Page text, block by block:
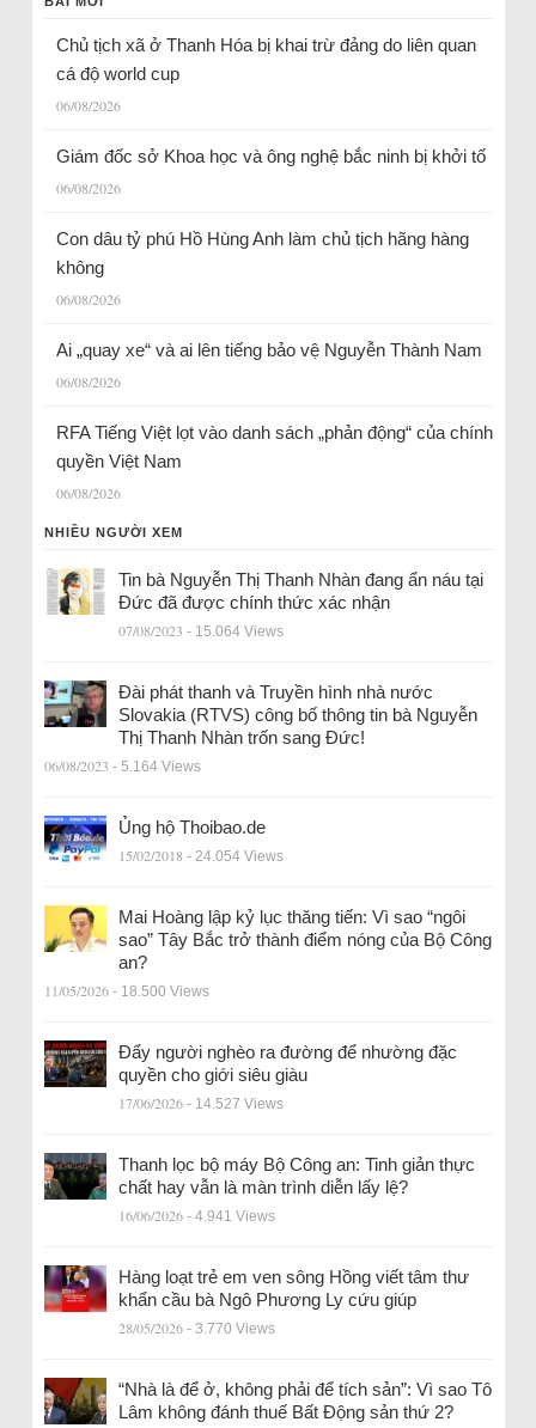
Chủ tịch xã ở Thanh Hóa bị khai trừ đảng do liên quan
cá độ world cup
06/08/2026
Giám đốc sở Khoa học và ông nghệ bắc ninh bị khởi tố
06/08/2026
Con dâu tỷ phú Hồ Hùng Anh làm chủ tịch hãng hàng
không
06/08/2026
Ai „quay xe“ và ai lên tiếng bảo vệ Nguyễn Thành Nam
06/08/2026
RFA Tiếng Việt lọt vào danh sách „phản động“ của chính
quyền Việt Nam
06/08/2026
NHIỀU NGƯỜI XEM
Tin bà Nguyễn Thị Thanh Nhàn đang ẩn náu tại
Đức đã được chính thức xác nhận
07/08/2023 - 15.064 Views
Đài phát thanh và Truyền hình nhà nước
Slovakia (RTVS) công bố thông tin bà Nguyễn
Thị Thanh Nhàn trốn sang Đức!
06/08/2023 - 5.164 Views
Ủng hộ Thoibao.de
15/02/2018 - 24.054 Views
Mai Hoàng lập kỷ lục thăng tiến: Vì sao “ngôi
sao” Tây Bắc trở thành điểm nóng của Bộ Công
an?
11/05/2026 - 18.500 Views
Đẩy người nghèo ra đường để nhường đặc
quyền cho giới siêu giàu
17/06/2026 - 14.527 Views
Thanh lọc bộ máy Bộ Công an: Tinh giản thực
chất hay vẫn là màn trình diễn lấy lệ?
16/06/2026 - 4.941 Views
Hàng loạt trẻ em ven sông Hồng viết tâm thư
khẩn cầu bà Ngô Phương Ly cứu giúp
28/05/2026 - 3.770 Views
“Nhà là để ở, không phải để tích sản”: Vì sao Tô
Lâm không đánh thuế Bất Động sản thứ 2?